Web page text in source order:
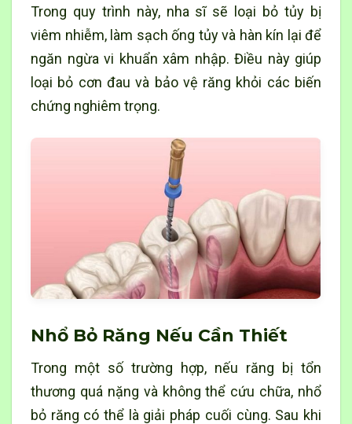
Trong quy trình này, nha sĩ sẽ loại bỏ tủy bị
viêm nhiễm, làm sạch ống tủy và hàn kín lại để
ngăn ngừa vi khuẩn xâm nhập. Điều này giúp
loại bỏ cơn đau và bảo vệ răng khỏi các biến
chứng nghiêm trọng.
Nhổ Bỏ Răng Nếu Cần Thiết
Trong một số trường hợp, nếu răng bị tổn
thương quá nặng và không thể cứu chữa, nhổ
bỏ răng có thể là giải pháp cuối cùng. Sau khi